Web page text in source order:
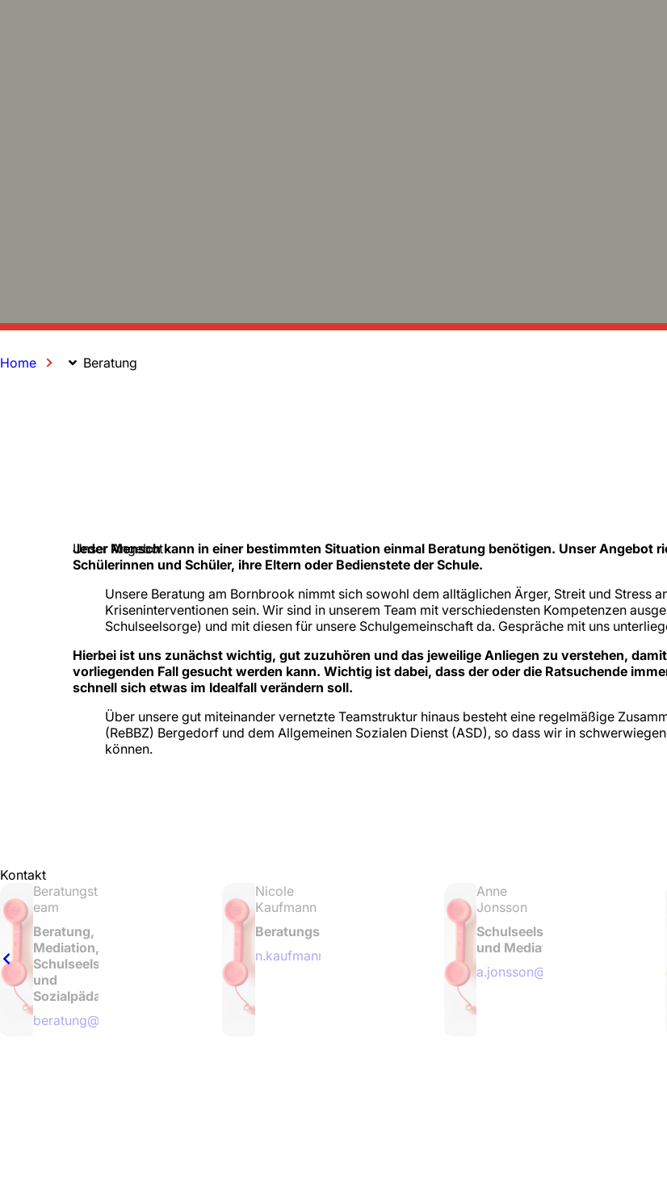
Home Beratung
Unser Angebot
Jeder Mensch kann in einer bestimmten Situation einmal Beratung benötigen. Unser Angebot
Schülerinnen und Schüler, ihre Eltern oder Bedienstete der Schule.
Unsere Beratung am Bornbrook nimmt sich sowohl dem alltäglichen Ärger, Streit und Stress
Kriseninterventionen sein. Wir sind in unserem Team mit verschiedensten Kompetenzen
Schulseelsorge) und mit diesen für unsere Schulgemeinschaft da. Gespräche mit uns
Hierbei ist uns zunächst wichtig, gut zuzuhören und das jeweilige Anliegen zu verstehen,
vorliegenden Fall gesucht werden kann. Wichtig ist dabei, dass der oder die Ratsuchende
schnell sich etwas im Idealfall verändern soll.
Über unsere gut miteinander vernetzte Teamstruktur hinaus besteht eine regelmäßige
(ReBBZ) Bergedorf und dem Allgemeinen Sozialen Dienst (ASD), so dass wir in
können.
Kontakt
Beratungst
eam
Beratung,
Mediation,
Schulseelsorge
und
Sozialpädagogik
beratung@bornbrook.de
Nicole
Kaufmann
Beratungslehrerin
n.kaufmann@bornbrook.de
Anne
Jonsson
Schulseelsorgerin
und Mediatorin
a.jonsson@bornbrook.de